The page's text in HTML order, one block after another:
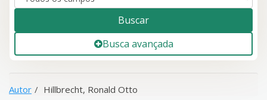
Buscar
Busca avançada
Autor Hillbrecht, Ronald Otto